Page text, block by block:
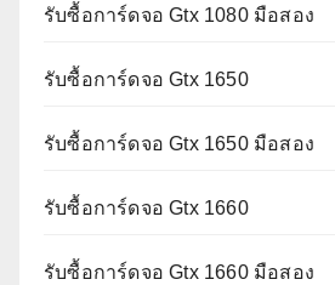
รับซื้อการ์ดจอ Gtx 1080 มือสอง
รับซื้อการ์ดจอ Gtx 1650
รับซื้อการ์ดจอ Gtx 1650 มือสอง
รับซื้อการ์ดจอ Gtx 1660
รับซื้อการ์ดจอ Gtx 1660 มือสอง